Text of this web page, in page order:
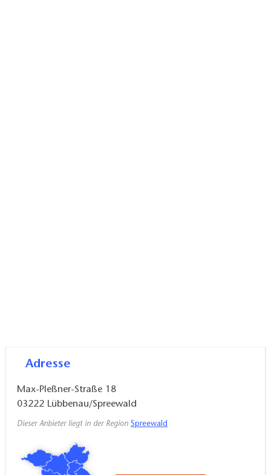
Adresse
Max-Pleßner-Straße 18
03222 Lübbenau/Spreewald
Dieser Anbieter liegt in der Region Spreewald